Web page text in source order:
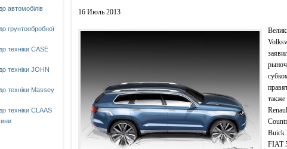
автомобілів
грунтообробної
техніки CASE
техніки JOHN
техніки Massey
техніки СLAAS
16 Июль 2013
Buick
FIAT